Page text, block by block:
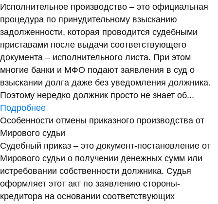
Исполнительное производство – это официальная
процедура по принудительному взысканию
задолженности, которая проводится судебными
приставами после выдачи соответствующего
документа – исполнительного листа. При этом
многие банки и МФО подают заявления в суд о
взыскании долга даже без уведомления должника.
Поэтому нередко должник просто не знает об...
Подробнее
Особенности отмены приказного производства от
Мирового судьи
Судебный приказ – это документ-постановление от
Мирового судьи о получении денежных сумм или
истребовании собственности должника. Судья
оформляет этот акт по заявлению стороны-
кредитора на основании соответствующих